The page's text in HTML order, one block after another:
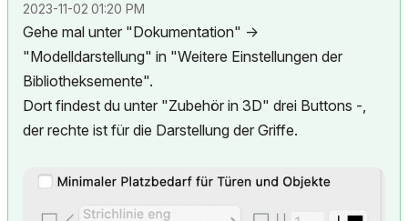
‎2023-11-02 01:20 PM
Gehe mal unter "Dokumentation" ->
"Modelldarstellung" in "Weitere Einstellungen der
Bibliotheksemente".
Dort findest du unter "Zubehör in 3D" drei Buttons -,
der rechte ist für die Darstellung der Griffe.